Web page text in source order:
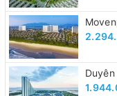
Duyên